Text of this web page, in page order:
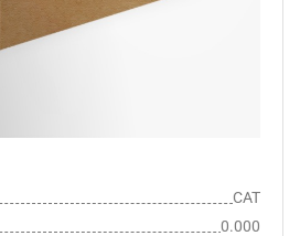
CAT
0.000